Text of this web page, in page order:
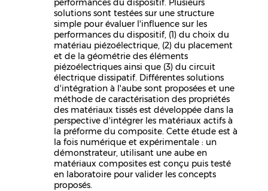
performances du dispositif. Plusieurs
solutions sont testées sur une structure
simple pour évaluer l'influence sur les
performances du dispositif, (1) du choix du
matériau piézoélectrique, (2) du placement
et de la géométrie des éléments
piézoélectriques ainsi que (3) du circuit
électrique dissipatif. Différentes solutions
d'intégration à l'aube sont proposées et une
méthode de caractérisation des propriétés
des matériaux tissés est développée dans la
perspective d'intégrer les matériaux actifs à
la préforme du composite. Cette étude est à
la fois numérique et expérimentale : un
démonstrateur, utilisant une aube en
matériaux composites est conçu puis testé
en laboratoire pour valider les concepts
proposés.